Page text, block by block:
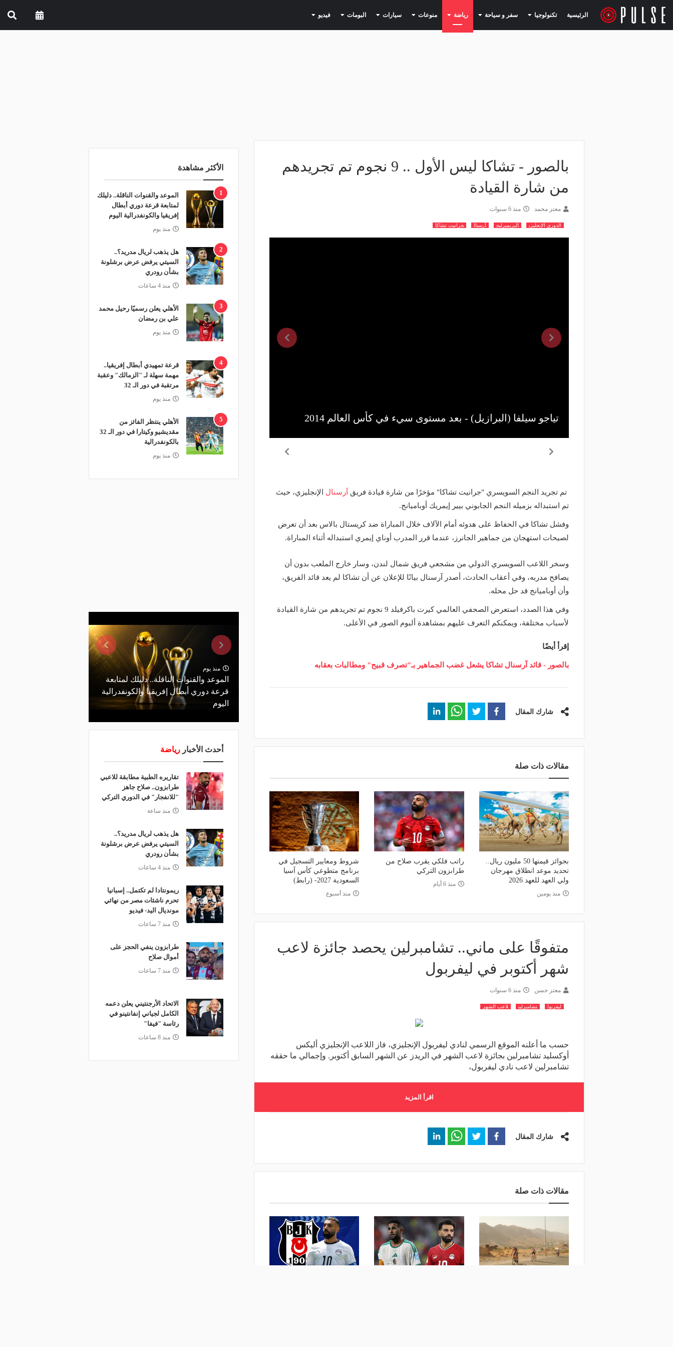
الرئيسية تكنولوجيا (current) سفر و سياحة (current) رياضة (current) منوعات (current) سيارات (current) البومات (current) فيديو (current)
بالصور - تشاكا ليس الأول .. 9 نجوم تم تجريدهم
من شارة القيادة
معتز محمد منذ 6 سنوات
الدوري الإنجليزي البريميرليج آرسنال جرانيت تشاكا
جرانيت تشاكا (آرسنال) - بسبب مشادة كلامية مع جماهير تياجو سيلفا (البرازيل) - بعد مستوى سيء في كأس العالم 2014
تم تجريد النجم السويسري "جرانيت تشاكا" مؤخرًا من شارة قيادة فريق آرسنال الإنجليزي، حيث
تم استبداله بزميله النجم الجابوني بيير إيمريك أوباميانج.
وفشل تشاكا في الحفاظ على هدوئه أمام الآلاف خلال المباراة ضد كريستال بالاس بعد أن تعرض
لصيحات استهجان من جماهير الجانرز، عندما قرر المدرب أوناي إيمري استبداله أثناء المباراة.
وسخر اللاعب السويسري الدولي من مشجعي فريق شمال لندن، وسار خارج الملعب بدون أن
يصافح مدربه، وفي أعقاب الحادث، أصدر آرسنال بيانًا للإعلان عن أن تشاكا لم يعد قائد الفريق،
وأن أوباميانج قد حل محله.
وفي هذا الصدد، استعرض الصحفي العالمي كيرت باكرفيلد 9 نجوم تم تجريدهم من شارة القيادة
لأسباب مختلفة، ويمكنكم التعرف عليهم بمشاهدة ألبوم الصور في الأعلى.
إقرأ أيضًا
بالصور - قائد آرسنال تشاكا يشعل غضب الجماهير بـ"تصرف قبيح" ومطالبات بعقابه
شارك المقال
مقالات ذات صلة
بجوائز قيمتها 50 مليون ريال..
تحديد موعد انطلاق مهرجان
ولي العهد للعهد 2026
منذ يومين
راتب فلكي يقرب صلاح من
طرابزون التركي
منذ 6 أيام
شروط ومعايير التسجيل في
برنامج متطوعي كأس آسيا
السعودية 2027- (رابط)
منذ أسبوع
متفوقًا على ماني.. تشامبرلين يحصد جائزة لاعب
شهر أكتوبر في ليفربول
معتز حسن منذ 6 سنوات
ليفربول تشامبرلين لاعب الشهر
حسب ما أعلنه الموقع الرسمي لنادي ليفربول الإنجليزي، فاز اللاعب الإنجليزي أليكس
أوكسليد تشامبرلين بجائزة لاعب الشهر في الريدز عن الشهر السابق أكتوبر. وإجمالي ما حققه
تشامبرلين لاعب نادي ليفربول،
اقرأ المزيد
شارك المقال
مقالات ذات صلة
الأكثر مشاهدة
1
الموعد والقنوات الناقلة.. دليلك
لمتابعة قرعة دوري أبطال
إفريقيا والكونفدرالية اليوم
منذ يوم
2
هل يذهب لريال مدريد؟..
السيتي يرفض عرض برشلونة
بشأن رودري
منذ 4 ساعات
3
الأهلي يعلن رسميًا رحيل محمد
علي بن رمضان
منذ يوم
4
قرعة تمهيدي أبطال إفريقيا..
مهمة سهلة لـ "الزمالك" وعقبة
مرتقبة في دور الـ 32
منذ يوم
5
الأهلي ينتظر الفائز من
مقديشيو وكيتارا في دور الـ 32
بالكونفدرالية
منذ يوم
منذ يوم
الموعد والقنوات الناقلة.. دليلك لمتابعة
قرعة دوري أبطال إفريقيا والكونفدرالية
اليوم
أحدث الأخبار رياضة
تقاريره الطبية مطابقة للاعبي
طرابزون.. صلاح جاهز
"للانفجار" في الدوري التركي
منذ ساعة
هل يذهب لريال مدريد؟..
السيتي يرفض عرض برشلونة
بشأن رودري
منذ 4 ساعات
ريمونتادا لم تكتمل.. إسبانيا
تحرم ناشئات مصر من نهائي
مونديال اليد- فيديو
منذ 7 ساعات
طرابزون ينفي الحجز على
أموال صلاح
منذ 7 ساعات
الاتحاد الأرجنتيني يعلن دعمه
الكامل لجياني إنفانتينو في
رئاسة "فيفا"
منذ 8 ساعات